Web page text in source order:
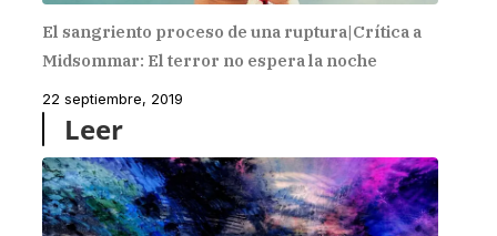
El sangriento proceso de una ruptura|Crítica a
Midsommar: El terror no espera la noche
22 septiembre, 2019
Leer